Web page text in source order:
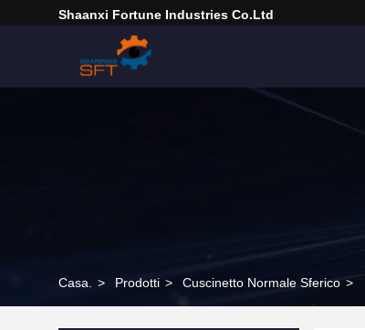
Shaanxi Fortune Industries Co.ltd
Casa. > Prodotti > Cuscinetto Normale Sferico >